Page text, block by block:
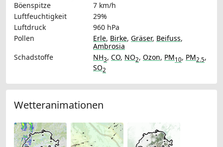
Böenspitze
7 km/h
Luftfeuchtigkeit
29%
Luftdruck
960 hPa
Pollen
Erle, Birke, Gräser, Beifuss,
Ambrosia
Schadstoffe
NH3, CO, NO2, Ozon, PM10, PM2.5,
SO2
Wetteranimationen